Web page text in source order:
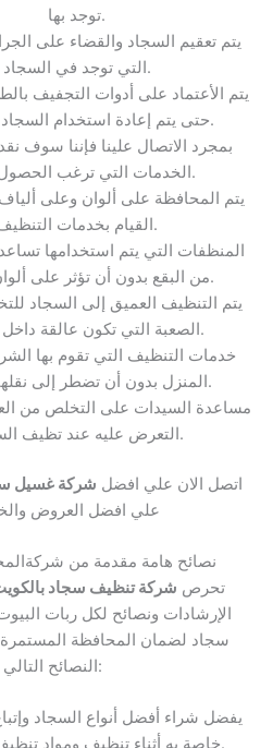
توجد بها.
يتم تعقيم السجاد والقضاء على
التي توجد في السجاد.
يتم الأعتماد على أدوات التجفيف
حتى يتم إعادة استخدام السجاد من جديد.
بمجرد الاتصال علينا فإننا سوف
الخدمات التي ترغب الحصول عليها.
يتم المحافظة على ألوان وعلى
القيام بخدمات التنظيف.
المنظفات التي يتم استخدامها
من البقع بدون أن تؤثر على ألوان السجاد.
يتم التنظيف العميق إلى السجاد
الصعبة التي تكون عالقة داخل الألياف.
خدمات التنظيف التي تقوم بها
المنزل بدون أن تضطر إلى نقلها للشركة.
مساعدة السيدات على التخلص من
التعرض عليه عند تظيف السجاد.
اتصل الان علي افضل شركة غسيل
علي افضل العروض
نصائح هامة مقدمة من
تحرص شركة تنظيف سجاد
الإرشادات ونصائح لكل ربات
سجاد لضمان المحافظة
النصائح التالي:
يفضل شراء أفضل أنواع السجاد
خاصة به أثناء تنظيف ومواد تنظيف ملائمة له.